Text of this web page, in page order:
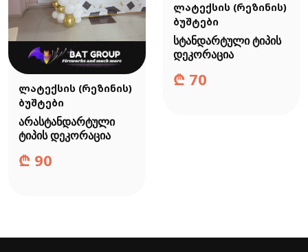
ლატექსის (რეზინის)
ბუშტები
არასტანდარტული
ტიპის დეკორაცია
₾ 90
ლატექსის (რეზინის)
ბუშტები
სტანდარტული ტიპის
დეკორაცია
₾ 70